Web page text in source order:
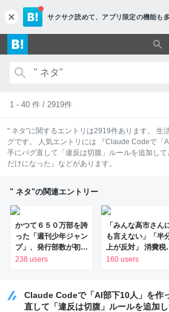
c
l
o
s
e
サクサク読めて、 アプリ限定の機能も
1 - 40 件 / 2919件
" ネタ"に関するエントリは2919件あります。 生
グです。 人気エントリには
『Claude Codeで「
手にバグ直して「違反は切腹」ルールを追加し
だけになった』 などがあります。
" ネタ"の関連エントリー
かつて６５０万部を誇
った「週刊少年ジャン
プ」、発行部数が初の
１００万部割れ…国内
238 users
「みんな高市さん
も言えない」「半
上が反対」 消費税
税めぐる舞台裏 自
ト】｜FNNプライム
オンライン
160 users
Claude Codeで「AI部下10人」を作
直して「違反は切腹」ルールを追加